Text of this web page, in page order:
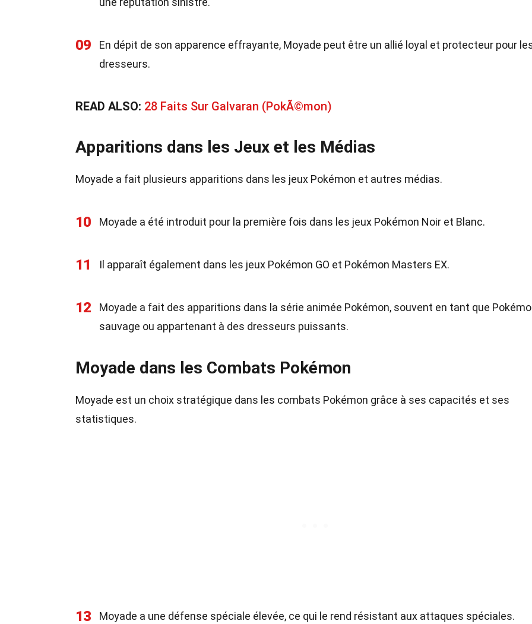
09
En dépit de son apparence effrayante, Moyade peut être un allié loyal et protecteur pour
dresseurs.
READ ALSO: 28 Faits Sur Galvaran (PokÃ©mon)
Apparitions dans les Jeux et les Médias
Moyade a fait plusieurs apparitions dans les jeux Pokémon et autres médias.
10 Moyade a été introduit pour la première fois dans les jeux Pokémon Noir et Blanc.
11 Il apparaît également dans les jeux Pokémon GO et Pokémon Masters EX.
12
Moyade a fait des apparitions dans la série animée Pokémon, souvent en tant que
sauvage ou appartenant à des dresseurs puissants.
Moyade dans les Combats Pokémon
Moyade est un choix stratégique dans les combats Pokémon grâce à ses capacités et ses
statistiques.
13 Moyade a une défense spéciale élevée, ce qui le rend résistant aux attaques spéciales.